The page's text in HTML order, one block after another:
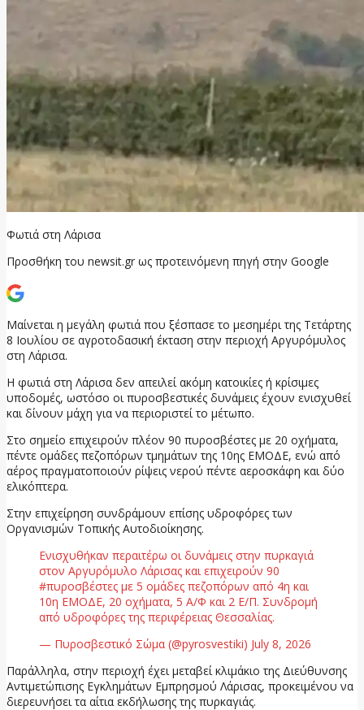
Φωτιά στη Λάρισα
Προσθήκη του newsit.gr ως προτεινόμενη πηγή στην Google
Μαίνεται η μεγάλη φωτιά που ξέσπασε το μεσημέρι της Τετάρτης
8 Ιουλίου σε αγροτοδασική έκταση στην περιοχή Αργυρόμυλος
στη Λάρισα.
Η φωτιά στη Λάρισα δεν απειλεί ακόμη κατοικίες ή κρίσιμες
υποδομές, ωστόσο οι πυροσβεστικές δυνάμεις έχουν ενισχυθεί
και δίνουν μάχη για να περιοριστεί το μέτωπο.
Στο σημείο επιχειρούν πλέον 90 πυροσβέστες με 20 οχήματα,
πέντε ομάδες πεζοπόρων τμημάτων της 10ης ΕΜΟΔΕ, ενώ από
αέρος πραγματοποιούν ρίψεις νερού πέντε αεροσκάφη και δύο
ελικόπτερα.
Στην επιχείρηση συνδράμουν επίσης υδροφόρες των
Οργανισμών Τοπικής Αυτοδιοίκησης.
Ενισχυθήκαν περαιτέρω οι δυνάμεις στην πυρκαγιά
στον Αργυρόμυλο Λάρισας και επιχειρούν 90
#πυροσβέστες με 5 ομάδες πεζοπόρων από 4η και
10η ΕΜΟΔΕ, 20 οχήματα, 5 Α/Φ και 2 Ε/Π. Συνδρομή
από υδροφόρες της περιφέρειας Θεσσαλίας.
— Πυροσβεστικό Σώμα (@pyrosvestiki) July 8, 2026
Παράλληλα, στην περιοχή έχει μεταβεί κλιμάκιο της Διεύθυνσης
Αντιμετώπισης Εγκλημάτων Εμπρησμού Λάρισας, προκειμένου να
διερευνήσει τα αίτια εκδήλωσης της πυρκαγιάς.